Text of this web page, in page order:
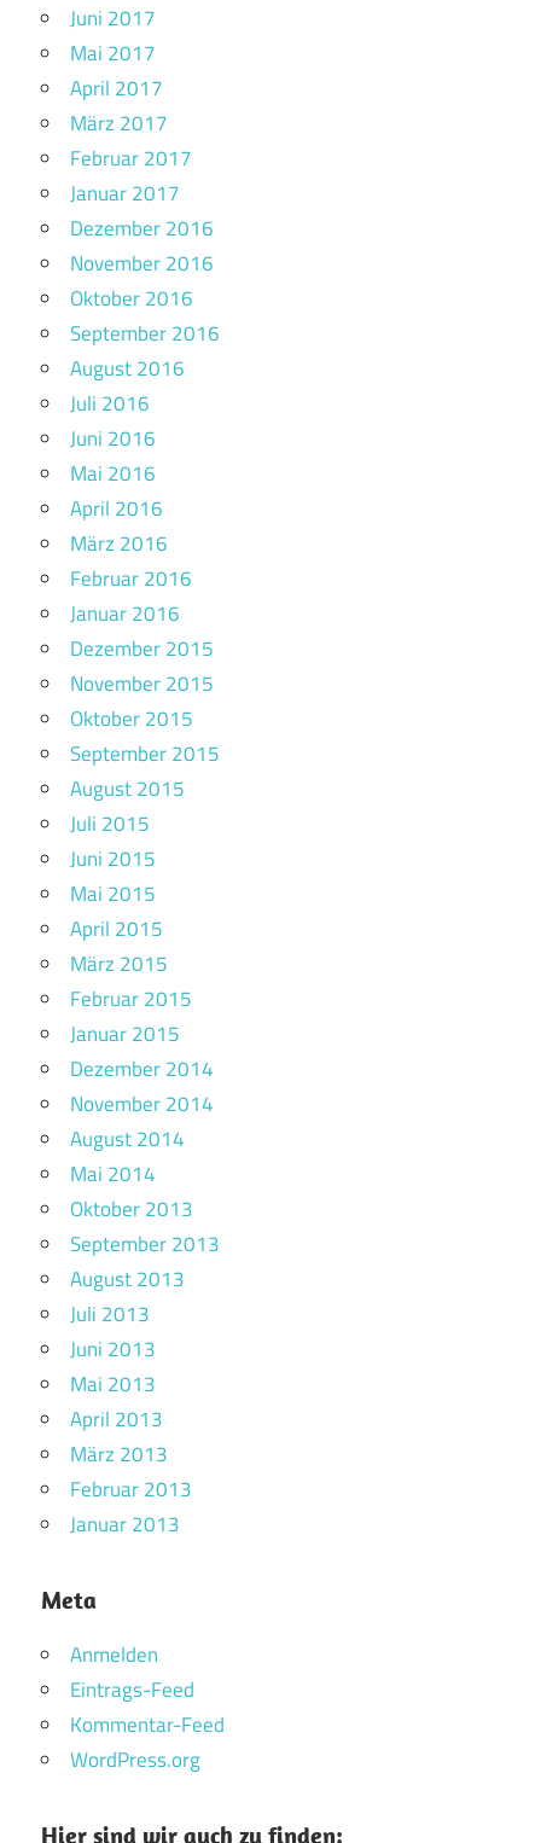
Juni 2017
Mai 2017
April 2017
März 2017
Februar 2017
Januar 2017
Dezember 2016
November 2016
Oktober 2016
September 2016
August 2016
Juli 2016
Juni 2016
Mai 2016
April 2016
März 2016
Februar 2016
Januar 2016
Dezember 2015
November 2015
Oktober 2015
September 2015
August 2015
Juli 2015
Juni 2015
Mai 2015
April 2015
März 2015
Februar 2015
Januar 2015
Dezember 2014
November 2014
August 2014
Mai 2014
Oktober 2013
September 2013
August 2013
Juli 2013
Juni 2013
Mai 2013
April 2013
März 2013
Februar 2013
Januar 2013
Meta
Anmelden
Eintrags-Feed
Kommentar-Feed
WordPress.org
Hier sind wir auch zu finden: